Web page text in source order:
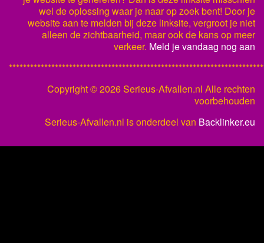
wel de oplossing waar je naar op zoek bent! Door je
website aan te melden bij deze linksite, vergroot je niet
alleen de zichtbaarheid, maar ook de kans op meer
verkeer. Meld je vandaag nog aan
Copyright ©2026 Serieus-Afvallen.nl Alle rechten
voorbehouden
Serieus-Afvallen.nl is onderdeel van Backlinker.eu